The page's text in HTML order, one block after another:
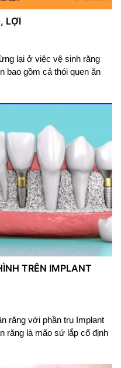
LỢI
lại ở việc vệ sinh răng
bao gồm cả thói quen ăn
TRÊN IMPLANT
răng với phần trụ Implant
răng là mão sứ lắp cố định